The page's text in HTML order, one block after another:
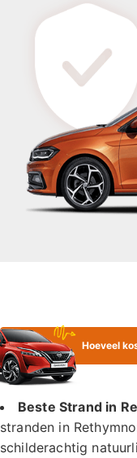
Hoeveel
Beste Strand in
stranden in
schilderachtig